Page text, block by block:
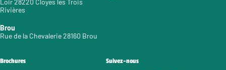
Rivières
Brou
Rue de la Chevalerie 28160 Brou
Brochures Suivez-nous